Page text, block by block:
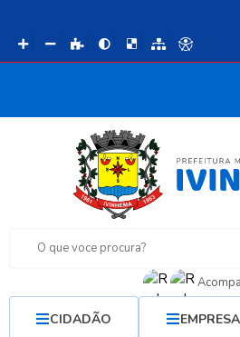
O que voce procura?
CIDADÃO EMPRESA